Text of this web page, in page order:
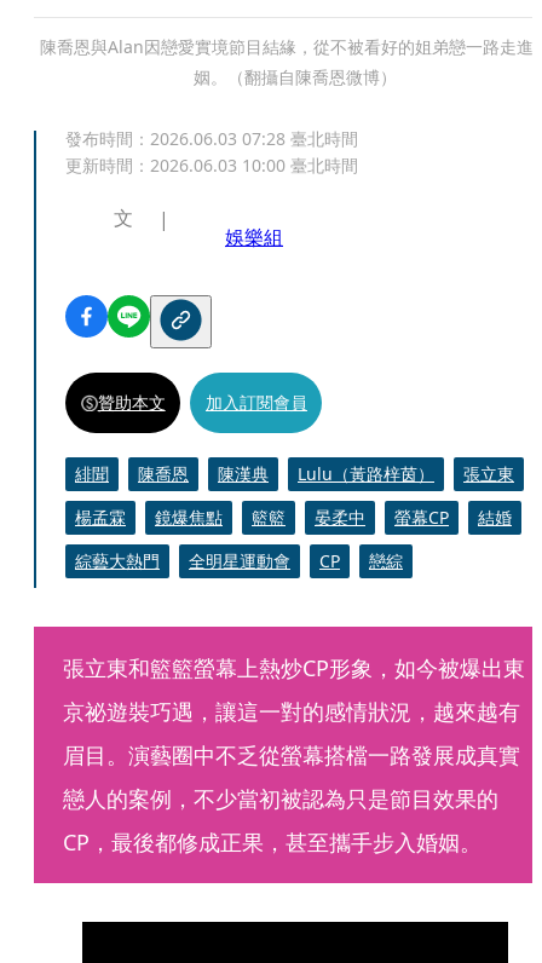
陳喬恩與Alan因戀愛實境節目結緣，從不被看好的姐弟戀一路走進
姻。（翻攝自陳喬恩微博）
發布時間： 2026.06.03 07:28 臺北時間
更新時間： 2026.06.03 10:00 臺北時間
文
娛樂組
贊助本文 加入訂閱會員
緋聞 陳喬恩 陳漢典 Lulu（黃路梓茵）
張立東
楊孟霖
鏡爆焦點 籃籃 晏柔中 螢幕CP
結婚
綜藝大熱門
全明星運動會 CP 戀綜
張立東和籃籃螢幕上熱炒CP形象，如今被爆出東
京祕遊裝巧遇，讓這一對的感情狀況，越來越有
眉目。演藝圈中不乏從螢幕搭檔一路發展成真實
戀人的案例，不少當初被認為只是節目效果的
CP，最後都修成正果，甚至攜手步入婚姻。